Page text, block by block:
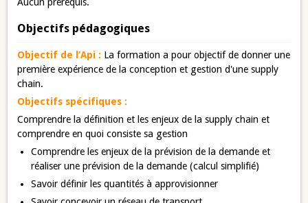
Objectifs pédagogiques
Objectif de l’Api : La formation a pour objectif de donner une
première expérience de la conception et gestion d'une supply
chain.
Objectifs spécifiques :
Comprendre la définition et les enjeux de la supply chain et
comprendre en quoi consiste sa gestion
Comprendre les enjeux de la prévision de la demande et
réaliser une prévision de la demande (calcul simplifié)
Savoir définir les quantités à approvisionner